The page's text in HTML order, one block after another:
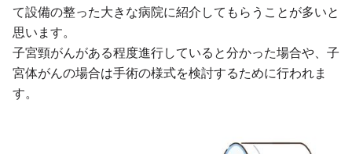
て設備の整った大きな病院に紹介してもらうことが多いと
思います。
子宮頸がんがある程度進行していると分かった場合や、子
宮体がんの場合は手術の様式を検討するために行われま
す。